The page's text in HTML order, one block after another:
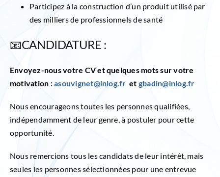
Participez à la construction d’un produit utilisé par
des milliers de professionnels de santé
📧CANDIDATURE :
Envoyez-nous votre CV et quelques mots sur votre
motivation :asouvignet@inlog.fr et gbadin@inlog.fr
Nous encourageons toutes les personnes qualifiées,
indépendamment de leur genre, à postuler pour cette
opportunité.
Nous remercions tous les candidats de leur intérêt, mais
seules les personnes sélectionnées pour une entrevue